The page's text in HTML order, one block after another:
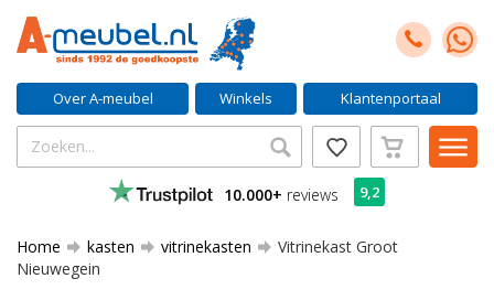
Over A-meubel Winkels Klantenportaal
10.000+ reviews 9,2
Home kasten vitrinekasten
Vitrinekast Groot
Nieuwegein